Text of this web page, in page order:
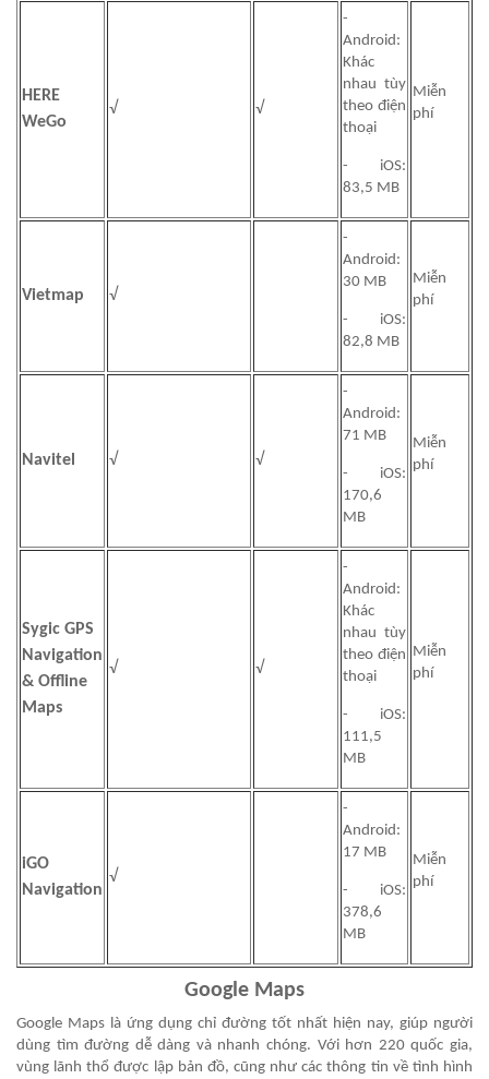
HERE
WeGo
√ √
-
Android:
Khác
nhau tùy
theo điện
thoại
- iOS:
83,5 MB
Miễn
phí
Vietmap √
-
Android:
30 MB
- iOS:
82,8 MB
Miễn
phí
Navitel √ √
-
Android:
71 MB
- iOS:
170,6
MB
Miễn
phí
Sygic GPS
Navigation
& Offline
Maps
√ √
-
Android:
Khác
nhau tùy
theo điện
thoại
- iOS:
111,5
MB
Miễn
phí
iGO
Navigation
√
-
Android:
17 MB
- iOS:
378,6
MB
Miễn
phí
Google Maps
Google Maps là ứng dụng chỉ đường tốt nhất hiện nay, giúp người
dùng tìm đường dễ dàng và nhanh chóng. Với hơn 220 quốc gia,
vùng lãnh thổ được lập bản đồ, cũng như các thông tin về tình hình